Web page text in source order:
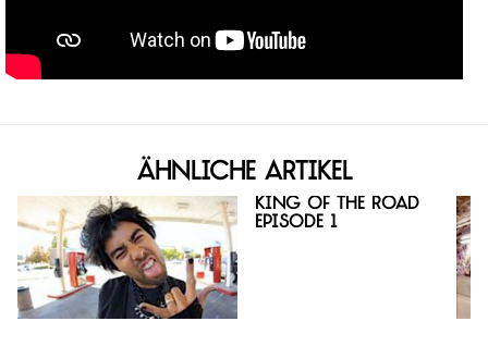
Ähnliche Artikel
King Of The Road
Episode 1